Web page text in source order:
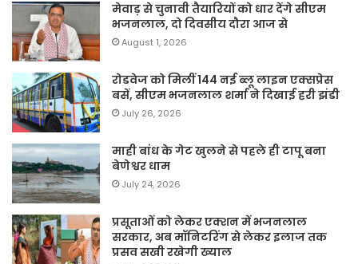
मेवाड़ से चुनावी तैयारियों को धार देंगे सीएम
भजनलाल, दो दिवसीय दौरा आज से
August 1, 2026
रोडवेज को मिलीं 144 नई ब्लू लाइन एक्सप्रेस
बसें, सीएम भजनलाल शर्मा ने दिखाई हरी झंडी
July 26, 2026
माही बांध के गेट खुलने से पहले ही टापू बना
बेणेश्वर धाम
July 24, 2026
प्रसूताओं को लेकर एक्शन में भजनलाल
सरकार, अब मॉनिटरिंग से लेकर इलाज तक
प्रसव सखी रखेगी ख्याल